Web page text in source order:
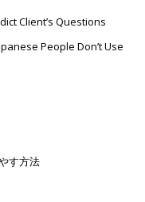
Client’s Questions
People Don’t Use
す方法